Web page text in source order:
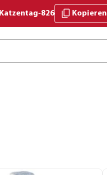
Katzentag-826 Kopieren